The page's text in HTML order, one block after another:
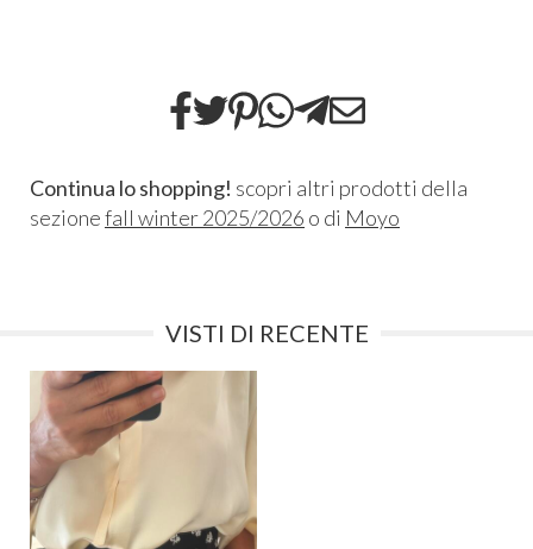
Continua lo shopping! scopri altri prodotti della
sezionefall winter 2025/2026 o di Moyo
VISTI DI RECENTE